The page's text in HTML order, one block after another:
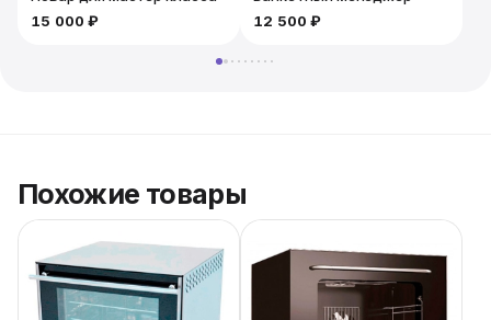
15 000 ₽
12 500 ₽
Похожие товары